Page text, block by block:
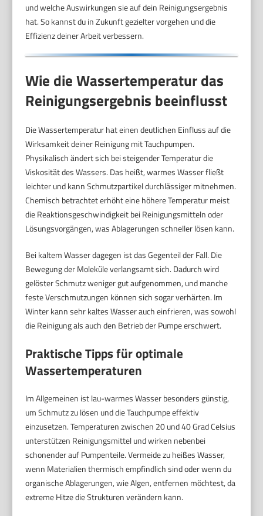
und welche Auswirkungen sie auf dein Reinigungsergebnis
hat. So kannst du in Zukunft gezielter vorgehen und die
Effizienz deiner Arbeit verbessern.
Wie die Wassertemperatur das
Reinigungsergebnis beeinflusst
Die Wassertemperatur hat einen deutlichen Einfluss auf die
Wirksamkeit deiner Reinigung mit Tauchpumpen.
Physikalisch ändert sich bei steigender Temperatur die
Viskosität des Wassers. Das heißt, warmes Wasser fließt
leichter und kann Schmutzpartikel durchlässiger mitnehmen.
Chemisch betrachtet erhöht eine höhere Temperatur meist
die Reaktionsgeschwindigkeit bei Reinigungsmitteln oder
Lösungsvorgängen, was Ablagerungen schneller lösen kann.
Bei kaltem Wasser dagegen ist das Gegenteil der Fall. Die
Bewegung der Moleküle verlangsamt sich. Dadurch wird
gelöster Schmutz weniger gut aufgenommen, und manche
feste Verschmutzungen können sich sogar verhärten. Im
Winter kann sehr kaltes Wasser auch einfrieren, was sowohl
die Reinigung als auch den Betrieb der Pumpe erschwert.
Praktische Tipps für optimale
Wassertemperaturen
Im Allgemeinen ist lau-warmes Wasser besonders günstig,
um Schmutz zu lösen und die Tauchpumpe effektiv
einzusetzen. Temperaturen zwischen 20 und 40 Grad Celsius
unterstützen Reinigungsmittel und wirken nebenbei
schonender auf Pumpenteile. Vermeide zu heißes Wasser,
wenn Materialien thermisch empfindlich sind oder wenn du
organische Ablagerungen, wie Algen, entfernen möchtest, da
extreme Hitze die Strukturen verändern kann.